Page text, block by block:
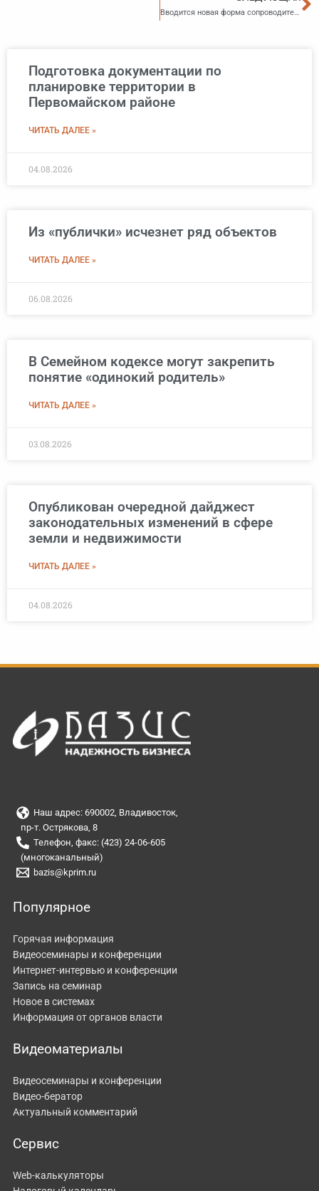
Вводится новая форма сопроводительного документа на перевозку древесины
Подготовка документации по
планировке территории в
Первомайском районе
ЧИТАТЬ ДАЛЕЕ »
04.08.2026
Из «публички» исчезнет ряд объектов
ЧИТАТЬ ДАЛЕЕ »
06.08.2026
В Семейном кодексе могут закрепить
понятие «одинокий родитель»
ЧИТАТЬ ДАЛЕЕ »
03.08.2026
Опубликован очередной дайджест
законодательных изменений в сфере
земли и недвижимости
ЧИТАТЬ ДАЛЕЕ »
04.08.2026
Наш адрес: 690002, Владивосток,
пр-т. Острякова, 8
Телефон, факс: (423) 24-06-605
(многоканальный)
bazis@kprim.ru
Популярное
Горячая информация
Видеосеминары и конференции
Интернет-интервью и конференции
Запись на семинар
Новое в системах
Информация от органов власти
Видеоматериалы
Видеосеминары и конференции
Видео-бератор
Актуальный комментарий
Сервис
Web-калькуляторы